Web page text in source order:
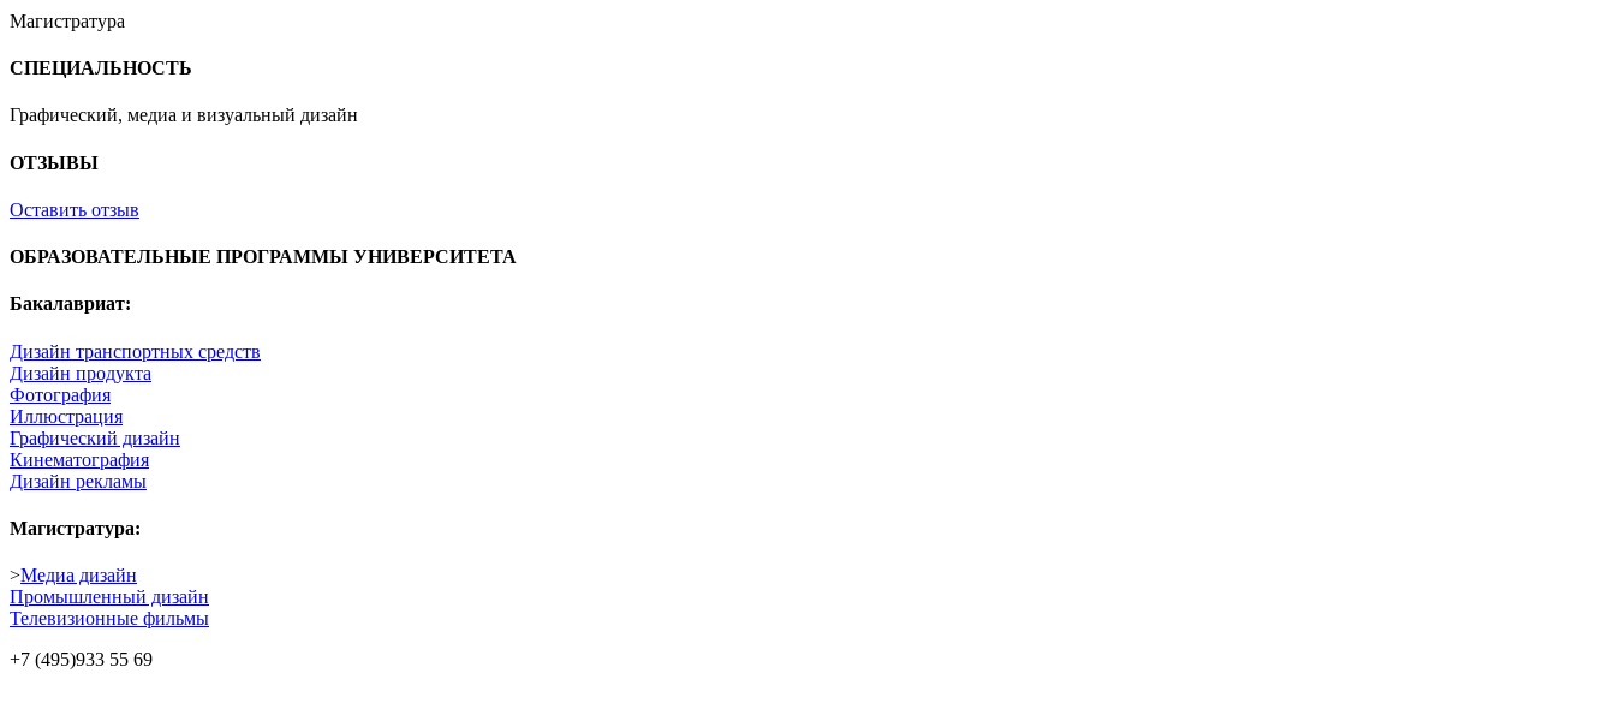
Магистратура
СПЕЦИАЛЬНОСТЬ
Графический, медиа и визуальный дизайн
ОТЗЫВЫ
Оставить отзыв
ОБРАЗОВАТЕЛЬНЫЕ ПРОГРАММЫ УНИВЕРСИТЕТА
Бакалавриат:
Дизайн транспортных средств
Дизайн продукта
Фотография
Иллюстрация
Графический дизайн
Кинематография
Дизайн рекламы
Магистратура:
>Медиа дизайн
Промышленный дизайн
Телевизионные фильмы
+7 (495)933 55 69